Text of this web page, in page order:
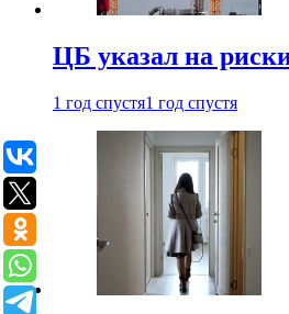
ЦБ указал на
1 год спустя1 год спустя